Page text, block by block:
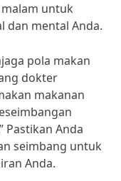
untuk
dan mental Anda.
pola makan
dokter
makanan
Pastikan Anda
seimbang untuk
Anda.